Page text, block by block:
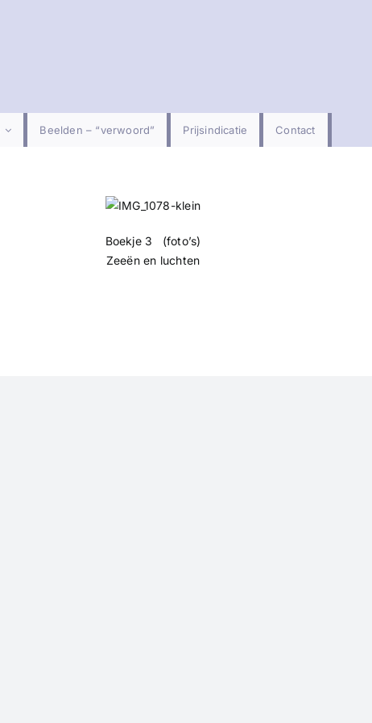
Beelden – “verwoord” Prijsindicatie Contact
Boekje 3 (foto’s)
Zeeën en luchten